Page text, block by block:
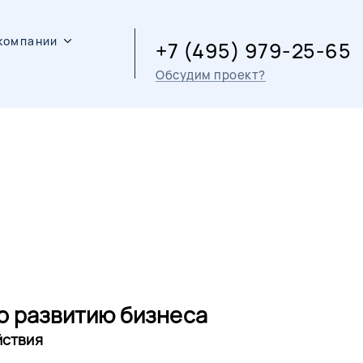
+7 (495) 979-25-65
Обсудим проект?
развитию бизнеса